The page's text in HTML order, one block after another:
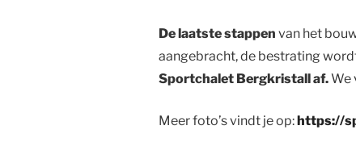
De laatste stappen van het
aangebracht, de bestrating
Sportchalet Bergkristall af.We
Meer foto’s vindt je op:https://